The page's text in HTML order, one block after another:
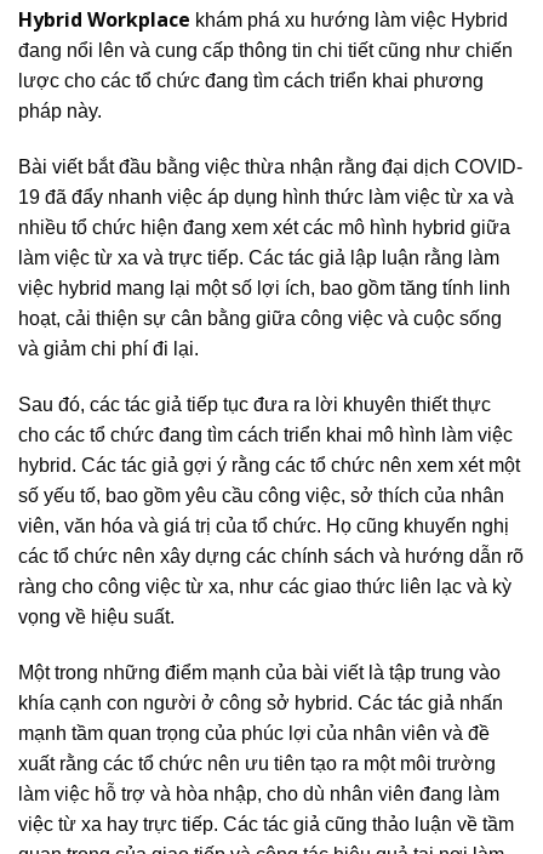
Hybrid Workplace khám phá xu hướng làm việc Hybrid
đang nổi lên và cung cấp thông tin chi tiết cũng như chiến
lược cho các tổ chức đang tìm cách triển khai phương
pháp này.
Bài viết bắt đầu bằng việc thừa nhận rằng đại dịch COVID-
19 đã đẩy nhanh việc áp dụng hình thức làm việc từ xa và
nhiều tổ chức hiện đang xem xét các mô hình hybrid giữa
làm việc từ xa và trực tiếp. Các tác giả lập luận rằng làm
việc hybrid mang lại một số lợi ích, bao gồm tăng tính linh
hoạt, cải thiện sự cân bằng giữa công việc và cuộc sống
và giảm chi phí đi lại.
Sau đó, các tác giả tiếp tục đưa ra lời khuyên thiết thực
cho các tổ chức đang tìm cách triển khai mô hình làm việc
hybrid. Các tác giả gợi ý rằng các tổ chức nên xem xét một
số yếu tố, bao gồm yêu cầu công việc, sở thích của nhân
viên, văn hóa và giá trị của tổ chức. Họ cũng khuyến nghị
các tổ chức nên xây dựng các chính sách và hướng dẫn rõ
ràng cho công việc từ xa, như các giao thức liên lạc và kỳ
vọng về hiệu suất.
Một trong những điểm mạnh của bài viết là tập trung vào
khía cạnh con người ở công sở hybrid. Các tác giả nhấn
mạnh tầm quan trọng của phúc lợi của nhân viên và đề
xuất rằng các tổ chức nên ưu tiên tạo ra một môi trường
làm việc hỗ trợ và hòa nhập, cho dù nhân viên đang làm
việc từ xa hay trực tiếp. Các tác giả cũng thảo luận về tầm